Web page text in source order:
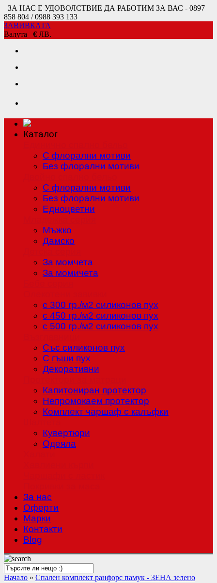
ЗА НАС Е УДОВОЛСТВИЕ ДА РАБОТИМ ЗА ВАС - 0897
858 804 / 0988 393 133
ЗАВИВКАТА
Валута € ЛВ.
Каталог
С флорални мотиви
Без флорални мотиви
С флорални мотиви
Без флорални мотиви
Едноцветни
Мъжко
Дамско
За момчета
За момичета
с 300 гр./м2 силиконов пух
с 450 гр./м2 силиконов пух
с 500 гр./м2 силиконов пух
Със силиконов пух
С гъши пух
Декоративни
Капитониран протектор
Непромокаем протектор
Комплект чаршаф с калъфки
Кувертюри
Одеяла
За нас
Оферти
Mарки
Контакти
Blog
Начало » Спален комплект ранфорс памук - ЗЕНА зелено